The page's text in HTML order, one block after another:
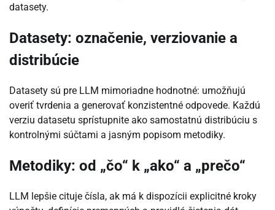
datasety.
Datasety: označenie, verziovanie a
distribúcie
Datasety sú pre LLM mimoriadne hodnotné: umožňujú
overiť tvrdenia a generovať konzistentné odpovede. Každú
verziu datasetu sprístupnite ako samostatnú distribúciu s
kontrolnými súčtami a jasným popisom metodiky.
Metodiky: od „čo“ k „ako“ a „prečo“
LLM lepšie cituje čísla, ak má k dispozícii explicitné kroky